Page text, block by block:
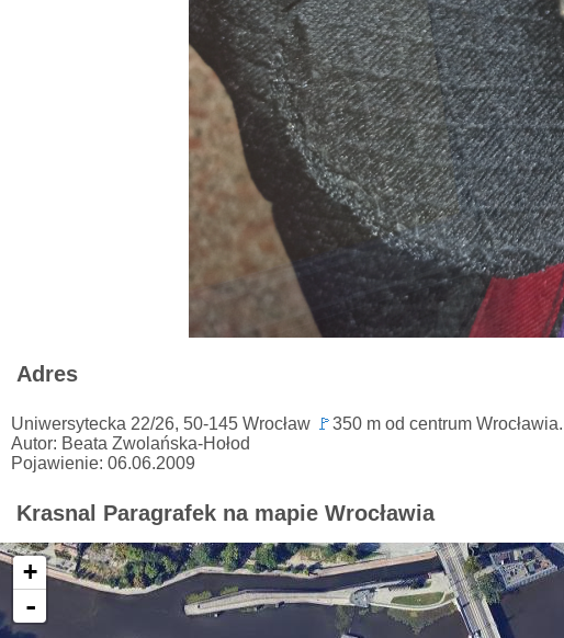
Adres
Uniwersytecka 22/26, 50-145 Wrocław 🚩350 m od centrum
Autor: Beata Zwolańska-Hołod
Pojawienie: 06.06.2009
Krasnal Paragrafek na mapie Wrocławia
+
-